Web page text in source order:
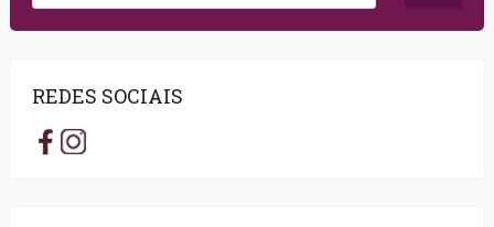
REDES SOCIAIS